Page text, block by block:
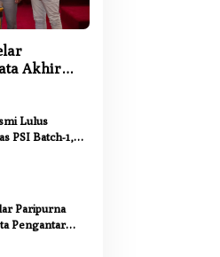
Akhir
Lulus
PSI Batch-1,
Politik dari
Paripurna
Pengantar
Pelaksanaan